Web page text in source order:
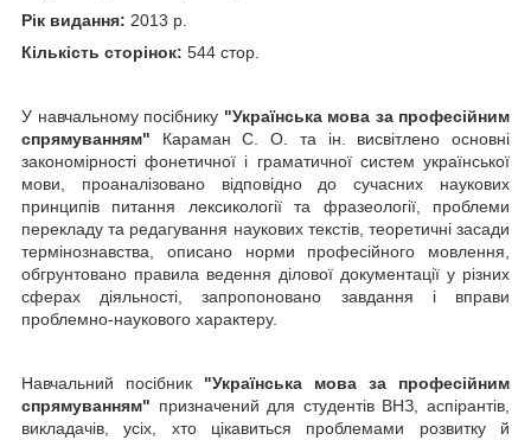
Рік видання: 2013 р.
Кількість сторінок: 544 стор.
У навчальному посібнику "Українська мова за професійним
спрямуванням" Караман С. О. та ін. висвітлено основні
закономірності фонетичної і граматичної систем української
мови, проаналізовано відповідно до сучасних наукових
принципів питання лексикології та фразеології, проблеми
перекладу та редагування наукових текстів, теоретичні засади
термінознавства, описано норми професійного мовлення,
обгрунтовано правила ведення ділової документації у різних
сферах діяльності, запропоновано завдання і вправи
проблемно-наукового характеру.
Навчальний посібник "Українська мова за професійним
спрямуванням" призначений для студентів ВНЗ, аспірантів,
викладачів, усіх, хто цікавиться проблемами розвитку й